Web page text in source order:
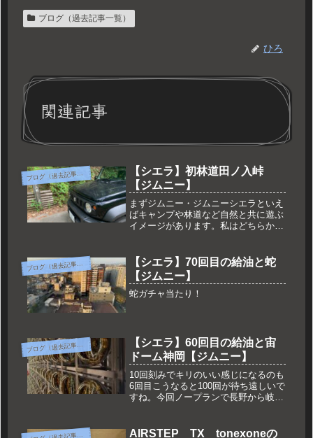
ブログ（過去記事一覧）
ひろ
関連記事
ブ
ログ（過去記事一覧）
【シエラ】初林道田ノ入峠
【ジムニー】
まずジムニー・ジムニーシエラといえ
ばキャンプや林道など自然と共に遊ぶ
イメージがあります。私はどちらかと
か走らないジムニーシエラを目指して
いました。
ブ
ログ（過去記事一覧）
【シエラ】70回目の給油と蛇
【ジムニー】
蛇ガチャ当たり！
ブ
ログ（過去記事一覧）
【シエラ】60回目の給油と宙
ドーム神岡【ジムニー】
10回刻みでキリのいい感じになるのも
6回目こうなると100回が待ち遠しいで
すね。今回ノープランで長野から岐阜
きました。
ログ（過去記事一覧）
AIRSTEP TX tonexoneの